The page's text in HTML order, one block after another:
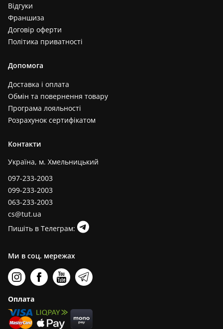
Відгуки
Франшиза
Договір оферти
Політика приватності
Допомога
Доставка і оплата
Обмін та повернення товару
Програма лояльності
Розрахунок сертифікатом
Контакти
Україна, м. Хмельницький
097-233-2003
099-233-2003
063-233-2003
cs@tut.ua
Пишіть в Телеграм:
Ми в соц. мережах
Оплата